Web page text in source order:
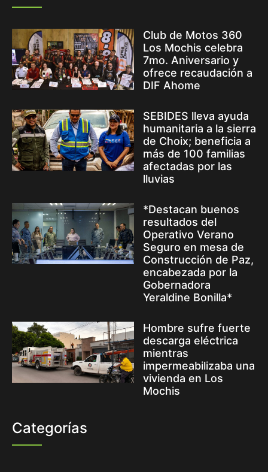
Club de Motos 360
Los Mochis celebra
7mo. Aniversario y
ofrece recaudación a
DIF Ahome
SEBIDES lleva ayuda
humanitaria a la sierra
de Choix; beneficia a
más de 100 familias
afectadas por las
lluvias
*Destacan buenos
resultados del
Operativo Verano
Seguro en mesa de
Construcción de Paz,
encabezada por la
Gobernadora
Yeraldine Bonilla*
Hombre sufre fuerte
descarga eléctrica
mientras
impermeabilizaba una
vivienda en Los
Mochis
Categorías